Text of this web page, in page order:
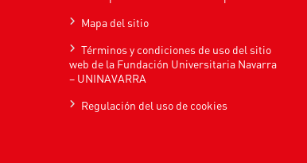
Mapa del sitio
Términos y condiciones de uso del sitio
web de la Fundación Universitaria Navarra
– UNINAVARRA
Regulación del uso de cookies